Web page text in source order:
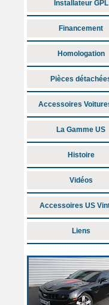
Installateur GPL
Financement
Homologation
Pièces
Accessoires
La Gamme US
Histoire
Vidéos
Accessoires US
Liens